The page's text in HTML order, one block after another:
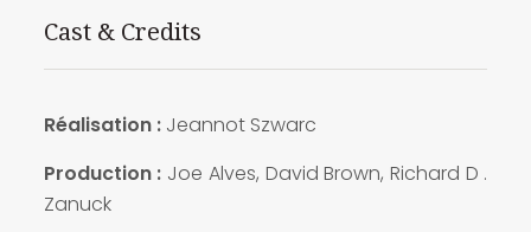
Cast & Credits
Réalisation : Jeannot Szwarc
Production : Joe Alves, David Brown, Richard D .
Zanuck